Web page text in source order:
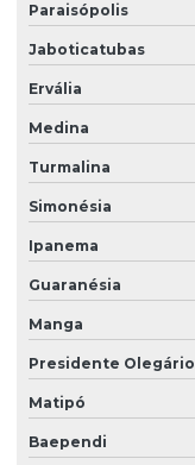
Paraisópolis
Jaboticatubas
Ervália
Medina
Turmalina
Simonésia
Ipanema
Guaranésia
Manga
Presidente Olegário
Matipó
Baependi